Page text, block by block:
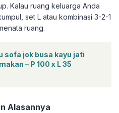
Kalau ruang keluarga Anda
set L atau kombinasi 3-2-1
ruang.
sofa jok busa kayu jati
– P 100 x L 35
Alasannya